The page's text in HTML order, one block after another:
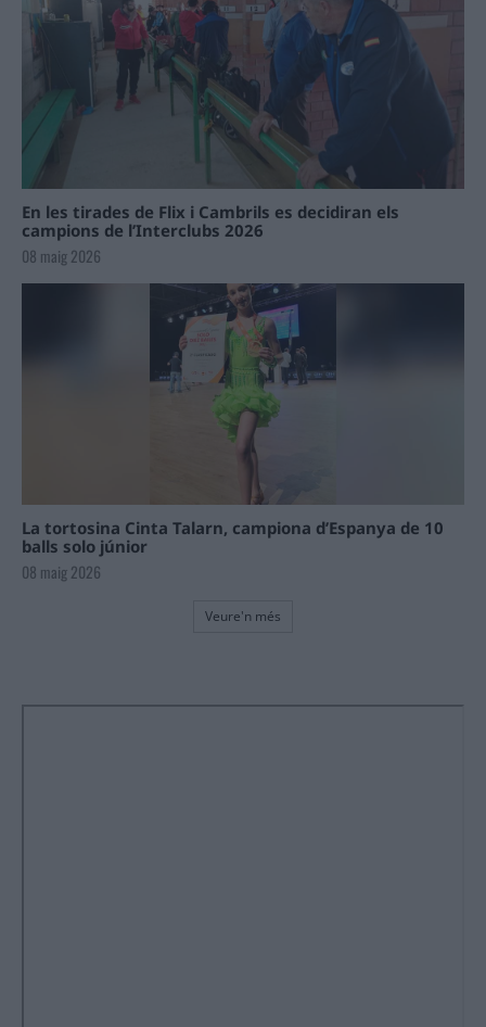
En les tirades de Flix i Cambrils es decidiran els
campions de l’Interclubs 2026
08 maig 2026
La tortosina Cinta Talarn, campiona d’Espanya de 10
balls solo júnior
08 maig 2026
Veure'n més